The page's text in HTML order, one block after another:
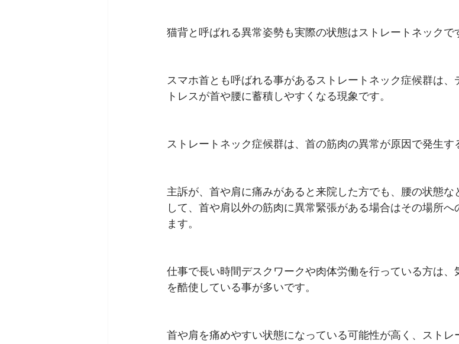
猫背と呼ばれる異常姿勢も実際の状態はストレートネックで
スマホ首とも呼ばれる事があるストレートネック症候群は
トレスが首や腰に蓄積しやすくなる現象です。
ストレートネック症候群は、首の筋肉の異常が原因で発生す
主訴が、首や肩に痛みがあると来院した方でも、腰の状態な
して、首や肩以外の筋肉に異常緊張がある場合はその場所へ
ます。
仕事で長い時間デスクワークや肉体労働を行っている方は
を酷使している事が多いです。
首や肩を痛めやすい状態になっている可能性が高く、スト